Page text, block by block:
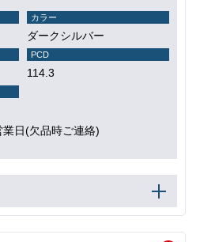
カラー
ダークシルバー
PCD
114.3
日(欠品時ご連絡)